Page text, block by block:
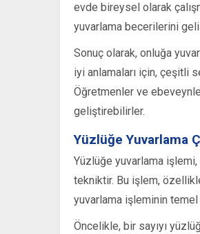
evde bireysel olarak
yuvarlama becerilerini
Sonuç olarak, onluğa
iyi anlamaları için, çeşitli
Öğretmenler ve
geliştirebilirler.
Yüzlüğe Yuvarlama
Yüzlüğe yuvarlama işlemi,
tekniktir. Bu işlem,
yuvarlama işleminin temel
Öncelikle, bir sayıyı